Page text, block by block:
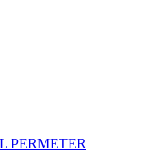
PERMETER